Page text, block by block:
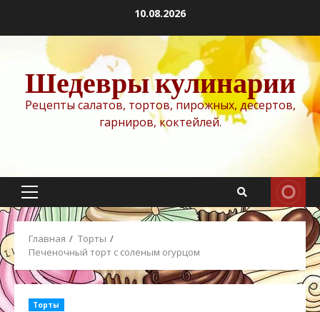
содержимому
10.08.2026
Шедевры кулинарии
Рецепты салатов, тортов, пирожных, десертов,
гарниров, коктейлей.
Основное
меню
Главная
Торты
Печеночный торт с соленым огурцом
Торты